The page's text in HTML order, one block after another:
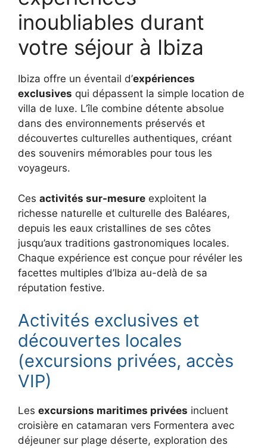
inoubliables durant
votre séjour à Ibiza
Ibiza offre un éventail d’expériences
exclusives qui dépassent la simple location de
villa de luxe. L’île combine détente absolue
dans des environnements préservés et
découvertes culturelles authentiques, créant
des souvenirs mémorables pour tous les
voyageurs.
Ces activités sur-mesure exploitent la
richesse naturelle et culturelle des Baléares,
depuis les eaux cristallines de ses côtes
jusqu’aux traditions gastronomiques locales.
Chaque expérience est conçue pour révéler les
facettes multiples d’Ibiza au-delà de sa
réputation festive.
Activités exclusives et
découvertes locales
(excursions privées, accès
VIP)
Les excursions maritimes privées incluent
croisière en catamaran vers Formentera avec
déjeuner sur plage déserte, exploration des